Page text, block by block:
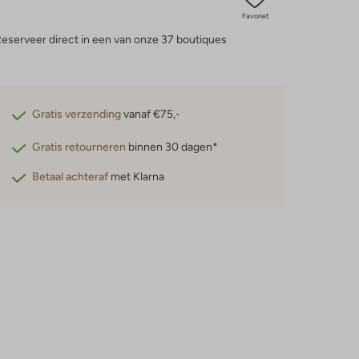
Favoriet
direct in een van onze 37 boutiques
Gratis verzendingvanaf €75,-
Gratis retourneren binnen 30 dagen*
Betaal achteraf met Klarna